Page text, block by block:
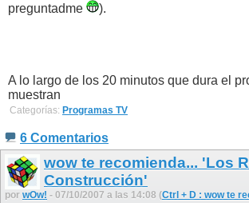
preguntadme
).
A lo largo de los 20 minutos que dura el
muestran
Categorías: Programas TV
6 Comentarios
wow te recomienda... 'Los
Construcción'
por wOw! - 07/10/2007 a las 14:08 (Ctrl + D : wow te